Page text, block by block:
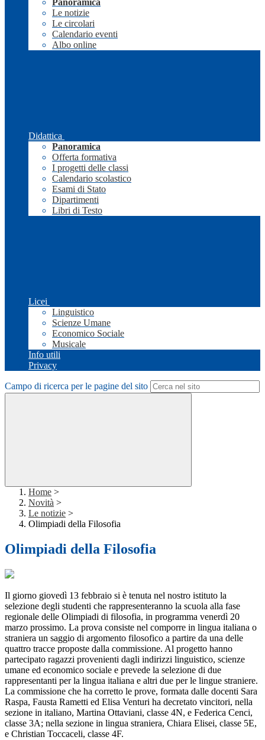
Panoramica
Le notizie
Le circolari
Calendario eventi
Albo online
Didattica
Panoramica
Offerta formativa
I progetti delle classi
Calendario scolastico
Esami di Stato
Dipartimenti
Libri di Testo
Licei
Linguistico
Scienze Umane
Economico Sociale
Musicale
Info utili
Privacy
Campo di ricerca per le pagine del sito
Home >
Novità >
Le notizie >
Olimpiadi della Filosofia
Olimpiadi della Filosofia
Il giorno giovedì 13 febbraio si è tenuta nel nostro istituto la
selezione degli studenti che rappresenteranno la scuola alla fase
regionale delle Olimpiadi di filosofia, in programma venerdì 20
marzo prossimo. La prova consiste nel comporre in lingua italiana o
straniera un saggio di argomento filosofico a partire da una delle
quattro tracce proposte dalla commissione. Al progetto hanno
partecipato ragazzi provenienti dagli indirizzi linguistico, scienze
umane ed economico sociale e prevede la selezione di due
rappresentanti per la lingua italiana e altri due per le lingue straniere.
La commissione che ha corretto le prove, formata dalle docenti Sara
Raspa, Fausta Rametti ed Elisa Venturi ha decretato vincitori, nella
sezione in italiano, Martina Ottaviani, classe 4N, e Federica Cenci,
classe 3A; nella sezione in lingua straniera, Chiara Elisei, classe 5E,
e Christian Toccaceli, classe 4F.